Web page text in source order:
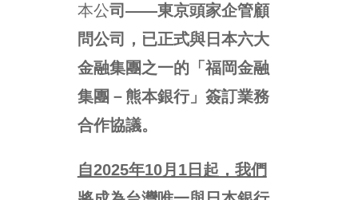
本公司——東京頭家企管顧
問公司，已正式與日本六大
金融集團之一的「福岡金融
集團－熊本銀行」簽訂業務
合作協議。
自2025年10月1日起，我們